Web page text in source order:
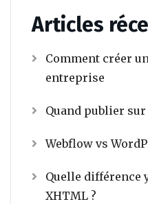
Articles
Comment créer
entreprise
Quand publier
Webflow vs
Quelle différence
XHTML ?